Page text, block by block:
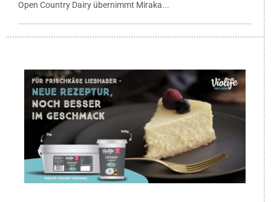
Open Country Dairy übernimmt Miraka...